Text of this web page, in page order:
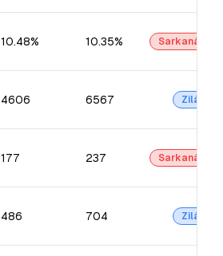
10.48% 10.35% Sarkanā
4606 6567 Zilā
177 237 Sarkanā
486 704 Zilā